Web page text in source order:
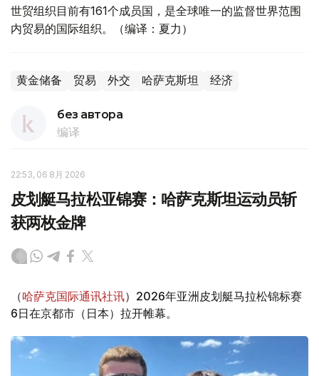
世贸组织目前有161个成员国，是全球唯一的监督世界范围
内贸易的国际组织。（编译：夏力）
黄金储备 贸易 外交 哈萨克斯坦 经济
без автора
编译
22:53, 06 8月 2026
皮划艇马拉松亚锦赛：哈萨克斯坦运动员斩
获两枚金牌
（哈萨克国际通讯社讯）2026年亚洲皮划艇马拉松锦标赛
6日在京都市（日本）拉开帷幕。